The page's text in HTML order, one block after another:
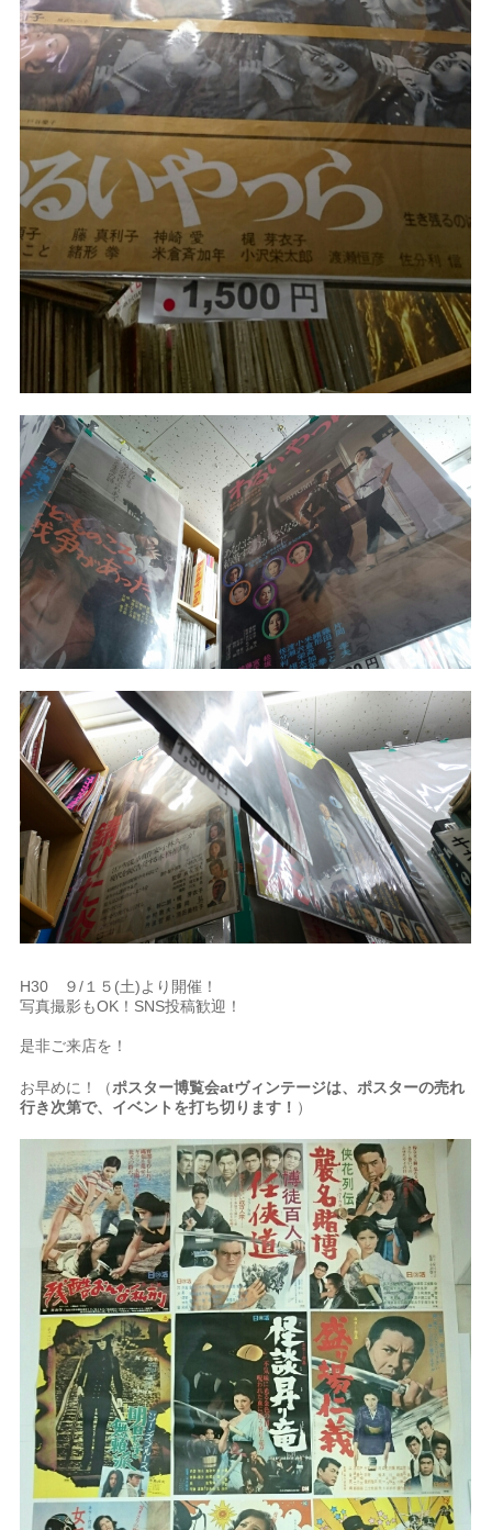
H30 ９/１５(土)より開催！
写真撮影もOK！SNS投稿歓迎！
是非ご来店を！
お早めに！（ポスター博覧会atヴィンテージは、ポスターの売れ
行き次第で、イベントを打ち切ります！ ）